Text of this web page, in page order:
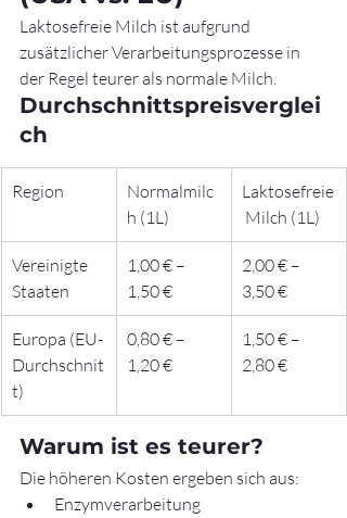
Laktosefreie Milch ist aufgrund
zusätzlicher Verarbeitungsprozesse in
der Regel teurer als normale Milch.
Durchschnittspreisverglei
ch
Region
Normalmilc
h (1L)
Laktosefreie
Milch (1L)
Vereinigte
Staaten
1,00 € –
1,50 €
2,00 € –
3,50 €
Europa (EU-
Durchschnit
t)
0,80 € –
1,20 €
1,50 € –
2,80 €
Warum ist es teurer?
Die höheren Kosten ergeben sich aus:
Enzymverarbeitung